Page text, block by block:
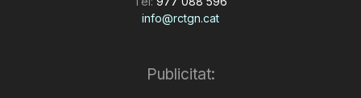
info@rctgn.cat
Publicitat: